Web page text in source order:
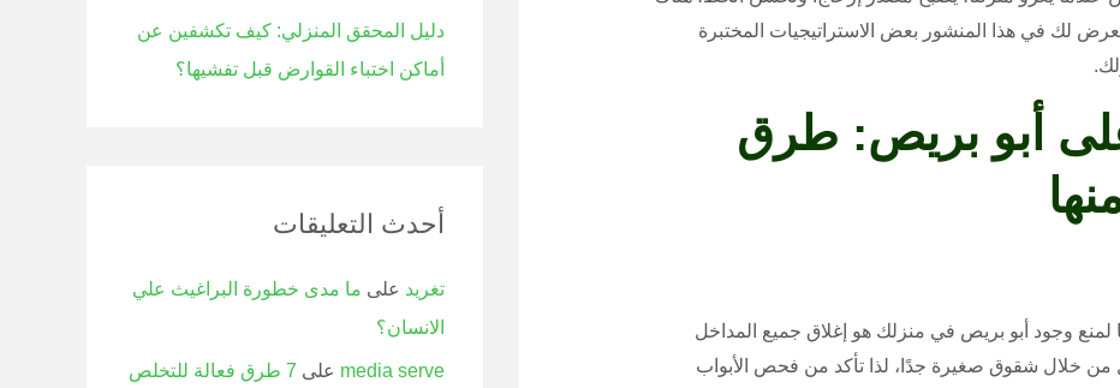
لك في هذا المنشور بعض الاستراتيجيات المختبرة
أبو بريص: طرق
لمنع وجود أبو بريص في منزلك هو إغلاق جميع المداخل
من خلال شقوق صغيرة جدًا، لذا تأكد من فحص الأبواب
دليل المحقق المنزلي: كيف تكشفين عن
أماكن اختباء القوارض قبل تفشيها؟
أحدث التعليقات
تغريد على ما مدى خطورة البراغيث علي
الانسان؟
media serve على
7 طرق فعالة للتخلص